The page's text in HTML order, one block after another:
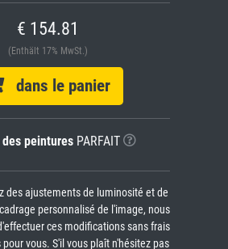
€ 154.81
(Enthält 17% MwSt.)
dans le panier
peinturesPARFAIT
des ajustements de luminosité et de
personnalisé de l'image, nous
ces modifications sans frais
vous. S'il vous plaît n'hésitez pas